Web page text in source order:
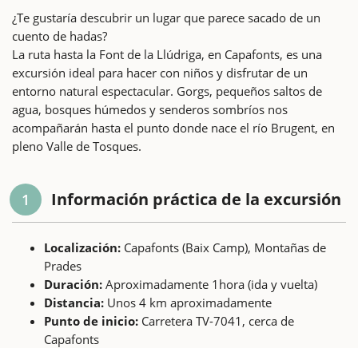
¿Te gustaría descubrir un lugar que parece sacado de un
cuento de hadas?
La ruta hasta la Font de la Llúdriga, en Capafonts, es una
excursión ideal para hacer con niños y disfrutar de un
entorno natural espectacular. Gorgs, pequeños saltos de
agua, bosques húmedos y senderos sombríos nos
acompañarán hasta el punto donde nace el río Brugent, en
pleno Valle de Tosques.
1 Información práctica de la excursión
Localización: Capafonts (Baix Camp), Montañas de
Prades
Duración: Aproximadamente 1hora (ida y vuelta)
Distancia: Unos 4 km aproximadamente
Punto de inicio: Carretera TV-7041, cerca de
Capafonts